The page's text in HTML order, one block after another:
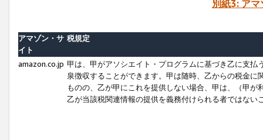
別紙3: ア
アマゾン・サ
イト
税規定
amazon.co.jp 甲は、甲がアソシエイト・プログラムに基づき乙に支
泉徴収することができます。甲は随時、乙からの税金
ものの、乙が甲にこれを提供しない場合、甲は、（甲
乙が当該税関連情報の提供を義務付けられる者ではな